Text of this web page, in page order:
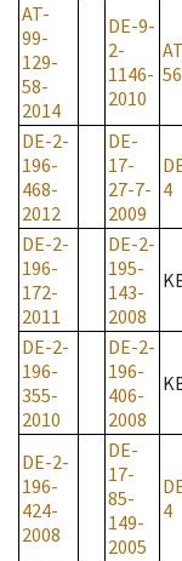
AT-
99-
129-
58-
2014
DE-9-
2-
1146-
2010
56
DE-2-
196-
468-
2012
DE-
17-
27-7-
2009
4
DE-2-
196-
172-
2011
DE-2-
195-
143-
2008
DE-2-
196-
355-
2010
DE-2-
196-
406-
2008
DE-2-
196-
424-
2008
DE-
17-
85-
149-
2005
4